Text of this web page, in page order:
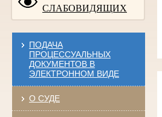
СЛАБОВИДЯЩИХ
ПОДАЧА
ПРОЦЕССУАЛЬНЫХ
ДОКУМЕНТОВ В
ЭЛЕКТРОННОМ ВИДЕ
О СУДЕ